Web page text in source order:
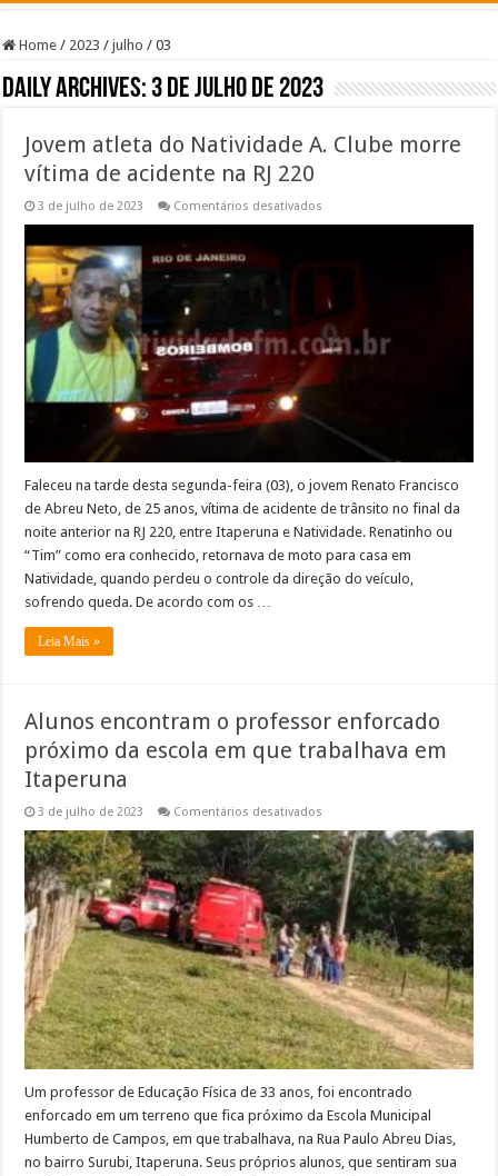
Home / 2023 / julho / 03
Daily Archives:3 de julho de 2023
Jovem atleta do Natividade A. Clube morre
vítima de acidente na RJ 220
3 de julho de 2023 Comentários desativados
morre
vítima
de
acidente
Faleceu na tarde desta segunda-feira (03), o jovem Renato Francisco
de Abreu Neto, de 25 anos, vítima de acidente de trânsito no final da
noite anterior na RJ 220, entre Itaperuna e Natividade. Renatinho ou
“Tim” como era conhecido, retornava de moto para casa em
Natividade, quando perdeu o controle da direção do veículo,
sofrendo queda. De acordo com os …
Leia Mais »
Alunos encontram o professor enforcado
próximo da escola em que trabalhava em
Itaperuna
3 de julho de 2023 Comentários desativados
encontram
o
professor
enforcado
próximo
escola
em
que
trabalhava
em
Itaperuna
Um professor de Educação Física de 33 anos, foi encontrado
enforcado em um terreno que fica próximo da Escola Municipal
Humberto de Campos, em que trabalhava, na Rua Paulo Abreu Dias,
no bairro Surubi, Itaperuna. Seus próprios alunos, que sentiram sua